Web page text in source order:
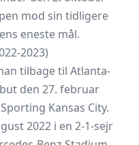
mod sin tidligere
eneste mål.
2023)
tilbage til Atlanta-
den 27. februar
Kansas City.
2022 i en 2-1-sejr